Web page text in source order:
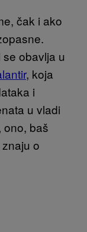
čak i ako
obavlja u
, koja
i
u vladi
ono, baš
o